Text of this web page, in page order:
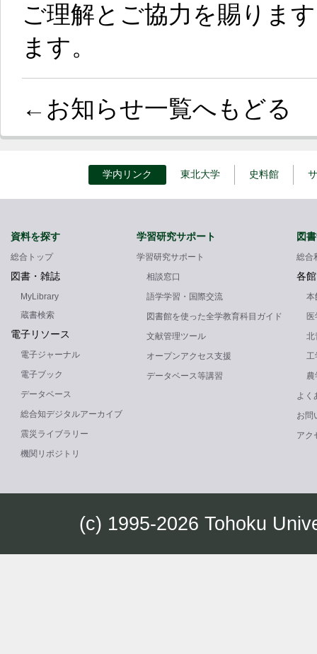
ご理解とご協力を賜りま
ます。
←お知らせ一覧へもどる
学内リンク 東北大学 史料館
資料を探す
総合トップ
図書・雑誌
MyLibrary
蔵書検索
電子リソース
電子ジャーナル
電子ブック
データベース
総合知デジタルアーカイブ
震災ライブラリー
機関リポジトリ
学習研究サポート
学習研究サポート
相談窓口
語学学習・国際交流
図書館を使った全学教育科目ガイド
文献管理ツール
オープンアクセス支援
データベース等講習
図
総合
各
本
北
工
農
よく
お問
アク
(c) 1995-2026 Tohoku